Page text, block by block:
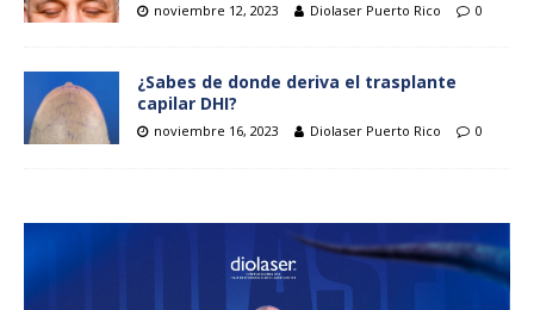
noviembre 12, 2023 Diolaser Puerto Rico 0
¿Sabes de donde deriva el trasplante
capilar DHI?
noviembre 16, 2023 Diolaser Puerto Rico 0